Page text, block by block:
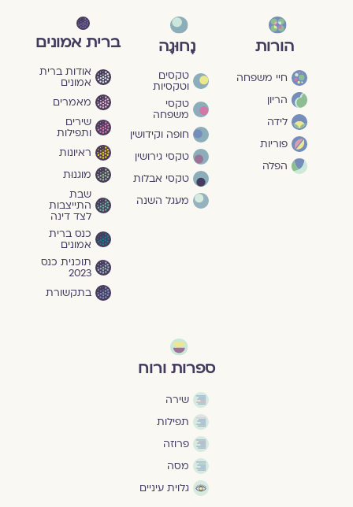
הורות
חיי משפחה
הריון
לידה
פוריות
הפלה
נָחוּגָה
טקסים
וטקסיות
טקסי
משפחה
חופה וקידושין
טקסי גירושין
טקסי אבלות
מעגל השנה
ברית אמונים
אודות ברית
אמונים
מאמרים
שירים
ותפילות
ראיונות
מוגנוּת
שבת
התייצבות
לצד דינה
כנס ברית
אמונים
תוכנית כנס
2023
בתקשורת
ספרות ורוח
שירה
תפילות
פרוזה
מסה
גלוית עיניים